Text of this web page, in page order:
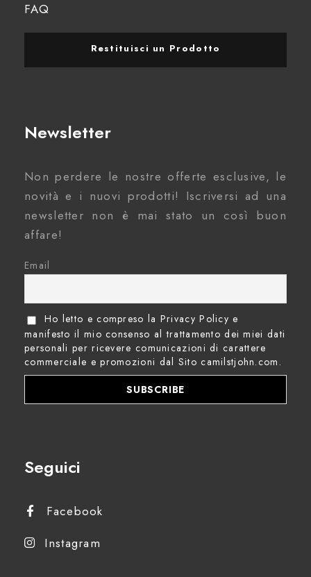
t
t
n
o
e
n
e
r
e
r
o
FAQ
Restituisci un Prodotto
Newsletter
Non perdere le nostre offerte esclusive, le
novità e i nuovi prodotti! Iscriversi ad una
newsletter non è mai stato un così buon
affare!
Email
Ho letto e compreso la Privacy Policy e
manifesto il mio consenso al trattamento dei miei dati
personali per ricevere comunicazioni di carattere
commerciale e promozioni dal Sito camilstjohn.com.
Seguici
Facebook
Instagram